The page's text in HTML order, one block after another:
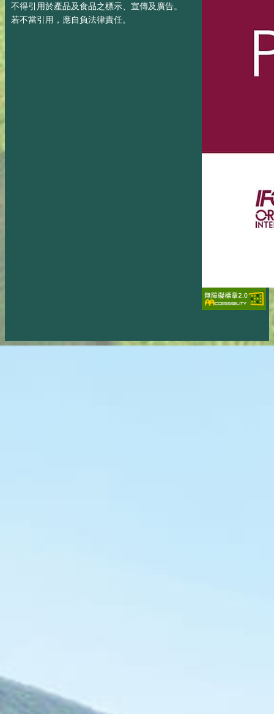
不得引用於產品及食品之標示、宣傳及廣告。
若不當引用，應自負法律責任。